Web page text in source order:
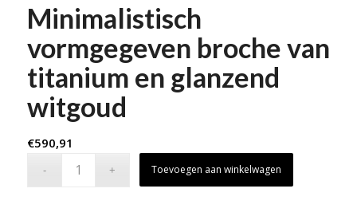
Minimalistisch
vormgegeven broche van
titanium en glanzend
witgoud
€590,91
Toevoegen aan winkelwagen